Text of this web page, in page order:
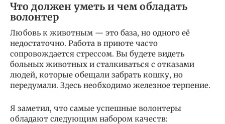
Что должен уметь и чем обладать
волонтер
Любовь к животным — это база, но одного её
недостаточно. Работа в приюте часто
сопровождается стрессом. Вы будете видеть
больных животных и сталкиваться с отказами
людей, которые обещали забрать кошку, но
передумали. Здесь необходимо железное терпение.
Я заметил, что самые успешные волонтеры
обладают следующим набором качеств: